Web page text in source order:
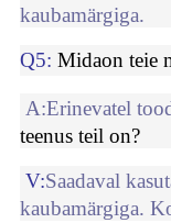
kaubamärgiga.
Q5: Midaon teie
A:Erinevatel
teenus teil on?
V:Saadaval
kaubamärgiga.